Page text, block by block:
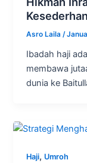
Asro Laila/
Ibadah haji
membawa
dunia ke
Haji, Umroh